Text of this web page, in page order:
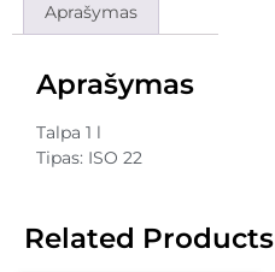
Aprašymas
Aprašymas
Talpa 1 l
Tipas: ISO 22
Related Products